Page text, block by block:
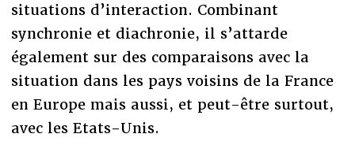
situations d’interaction. Combinant
synchronie et diachronie, il s’attarde
également sur des comparaisons avec la
situation dans les pays voisins de la France
en Europe mais aussi, et peut-être surtout,
avec les Etats-Unis.